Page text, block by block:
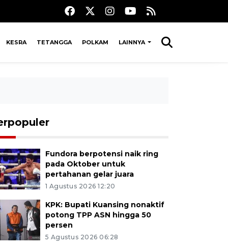
KESRA TETANGGA POLKAM LAINNYA
Fundora berpotensi naik ring
pada Oktober untuk
pertahanan gelar juara
1 Agustus 2026 12:20
KPK: Bupati Kuansing nonaktif
potong TPP ASN hingga 50
persen
5 Agustus 2026 06:28